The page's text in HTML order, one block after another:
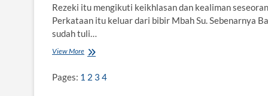
Rezeki itu mengikuti keikhlasan dan kealiman
Perkataan itu keluar dari bibir Mbah Su. Sebenarnya
sudah tuli…
View More
a
Pages: 1 2 3 4